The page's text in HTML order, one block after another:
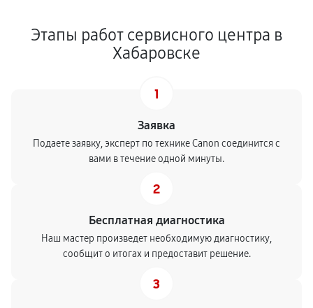
Этапы работ сервисного центра в
Хабаровске
1
Заявка
Подаете заявку, эксперт по технике Canon соединится с
вами в течение одной минуты.
2
Бесплатная диагностика
Наш мастер произведет необходимую диагностику,
сообщит о итогах и предоставит решение.
3